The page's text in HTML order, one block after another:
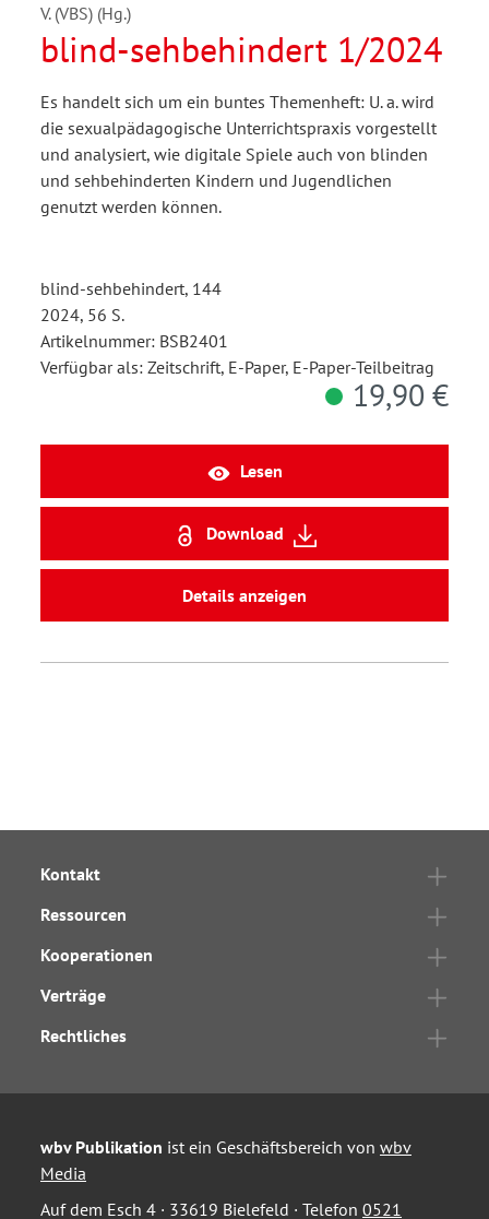
V. (VBS) (Hg.)
blind-sehbehindert 1/2024
Es handelt sich um ein buntes Themenheft: U. a. wird
die sexualpädagogische Unterrichtspraxis vorgestellt
und analysiert, wie digitale Spiele auch von blinden
und sehbehinderten Kindern und Jugendlichen
genutzt werden können.
blind-sehbehindert, 144
2024, 56 S.
Artikelnummer: BSB2401
Verfügbar als: Zeitschrift, E-Paper, E-Paper-Teilbeitrag
19,90 €
Lesen
Download
Details anzeigen
Kontakt
Ressourcen
Kooperationen
Verträge
Rechtliches
wbv Publikation ist ein Geschäftsbereich von wbv
Media
Auf dem Esch 4 · 33619 Bielefeld · Telefon 0521